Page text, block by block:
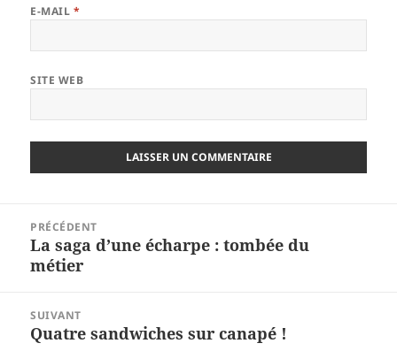
E-MAIL *
SITE WEB
l’article
PRÉCÉDENT
Article
précédent :
La saga d’une écharpe : tombée du
métier
SUIVANT
Article
Quatre sandwiches sur canapé !